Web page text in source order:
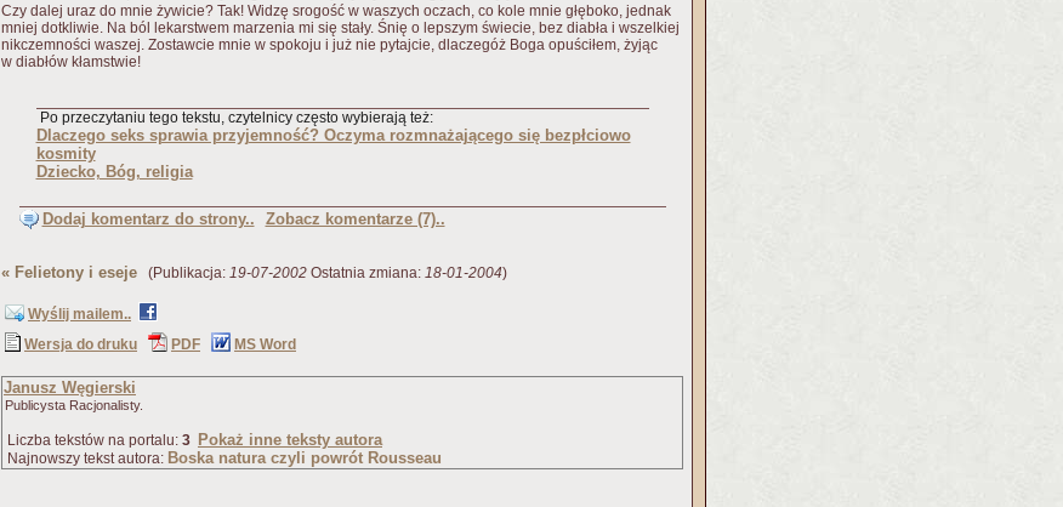
Czy dalej uraz do mnie żywicie? Tak! Widzę srogość w waszych oczach, co kole mnie głęboko, jednak
mniej dotkliwie. Na ból lekarstwem marzenia mi się stały. Śnię o lepszym świecie, bez diabła i wszelkiej
nikczemności waszej. Zostawcie mnie w spokoju i już nie pytajcie, dlaczegóż Boga opuściłem, żyjąc
w diabłów kłamstwie!
Po przeczytaniu tego tekstu, czytelnicy często wybierają też:
Dlaczego seks sprawia przyjemność? Oczyma rozmnażającego się bezpłciowo
kosmity
Dziecko, Bóg, religia
Dodaj komentarz do strony.. Zobacz komentarze (7)..
« Felietony i eseje (Publikacja: 19-07-2002 Ostatnia zmiana: 18-01-2004)
Wyślij mailem..
Wersja do druku
PDF MS Word
Janusz Węgierski
Publicysta Racjonalisty.
Liczba tekstów na portalu: 3 Pokaż inne teksty autora
Najnowszy tekst autora: Boska natura czyli powrót Rousseau